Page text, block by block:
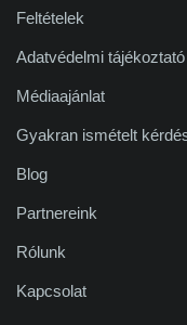
Feltételek
Adatvédelmi tájékoztató
Médiaajánlat
Gyakran ismételt
Blog
Partnereink
Rólunk
Kapcsolat